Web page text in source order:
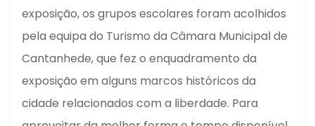
exposição, os grupos escolares foram acolhidos
pela equipa do Turismo da Câmara Municipal de
Cantanhede, que fez o enquadramento da
exposição em alguns marcos históricos da
cidade relacionados com a liberdade. Para